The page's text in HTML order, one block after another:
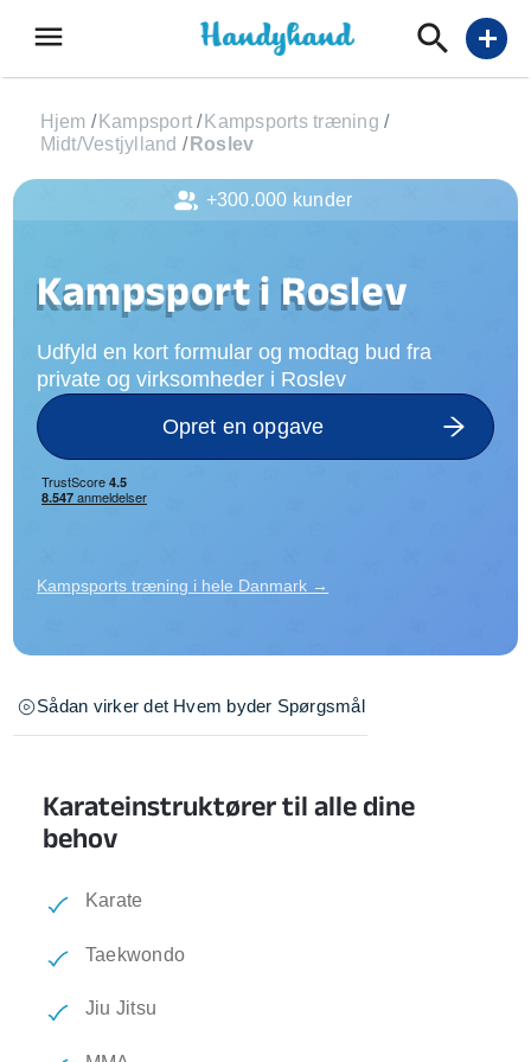
menu add
Hjem / Kampsport / Kampsports træning /
Midt/Vestjylland / Roslev
Kampsport i Roslev
Udfyld en kort formular og modtag bud fra
private og virksomheder i Roslev
Opret en opgave
Kampsports træning i hele Danmark →
Sådan virker det Hvem byder Spørgsmål
Karateinstruktører til alle dine
behov
Karate
Taekwondo
Jiu Jitsu
+300.000 kunder